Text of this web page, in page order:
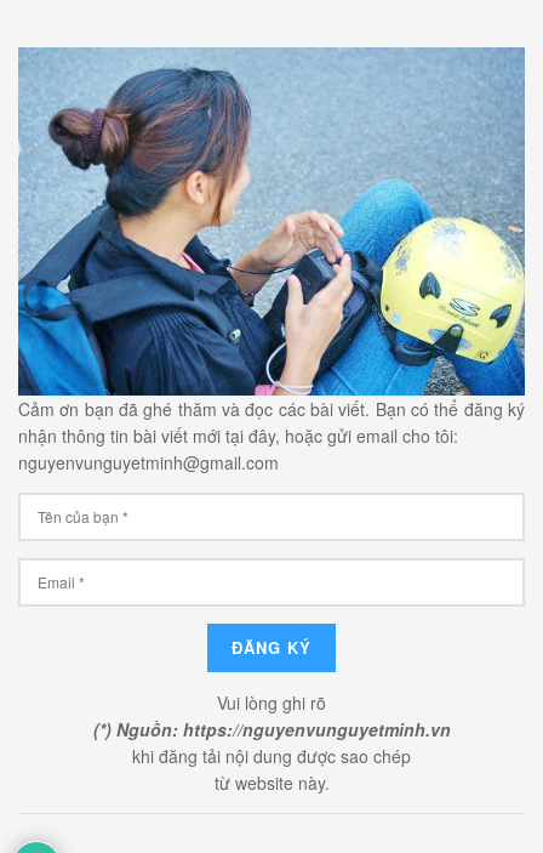
Cảm ơn bạn đã ghé thăm và đọc các bài viết. Bạn có thể đăng ký
nhận thông tin bài viết mới tại đây, hoặc gửi email cho tôi:
nguyenvunguyetminh@gmail.com
Vui lòng ghi rõ
(*) Nguồn: https://nguyenvunguyetminh.vn
khi đăng tải nội dung được sao chép
từ website này.